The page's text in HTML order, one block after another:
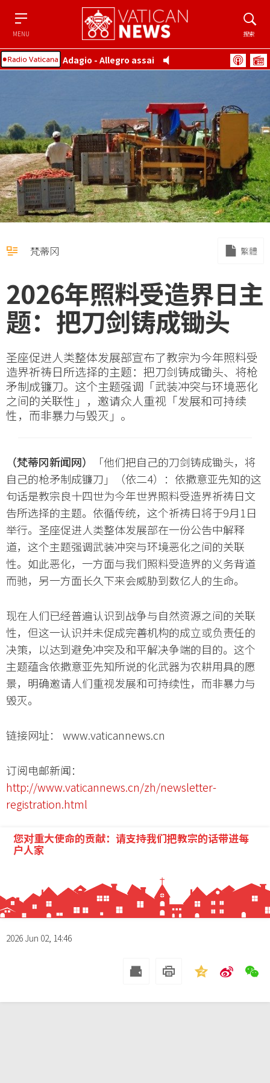
MENU 搜索
Adagio - Allegro assai
梵蒂冈 繁體
2026年照料受造界日主
题：把刀剑铸成锄头
圣座促进人类整体发展部宣布了教宗为今年照料受
造界祈祷日所选择的主题：把刀剑铸成锄头、将枪
矛制成镰刀。这个主题强调「武装冲突与环境恶化
之间的关联性」，邀请众人重视「发展和可持续
性，而非暴力与毁灭」。
（梵蒂冈新闻网）
「他们把自己的刀剑铸成锄头，将
自己的枪矛制成镰刀」（依二4）：依撒意亚先知的这
句话是教宗良十四世为今年世界照料受造界祈祷日文
告所选择的主题。依循传统，这个祈祷日将于9月1日
举行。圣座促进人类整体发展部在一份公告中解释
道，这个主题强调武装冲突与环境恶化之间的关联
性。如此恶化，一方面与我们照料受造界的义务背道
而驰，另一方面长久下来会威胁到数亿人的生命。
现在人们已经普遍认识到战争与自然资源之间的关联
性，但这一认识并未促成完善机构的成立或负责任的
决策，以达到避免冲突及和平解决争端的目的。这个
主题蕴含依撒意亚先知所说的化武器为农耕用具的愿
景，明确邀请人们重视发展和可持续性，而非暴力与
毁灭。
链接网址： www.vaticannews.cn
订阅电邮新闻：
http://www.vaticannews.cn/zh/newsletter-
registration.html
您对重大使命的贡献：请支持我们把教宗的话带进每
户人家
2026 Jun 02, 14:46